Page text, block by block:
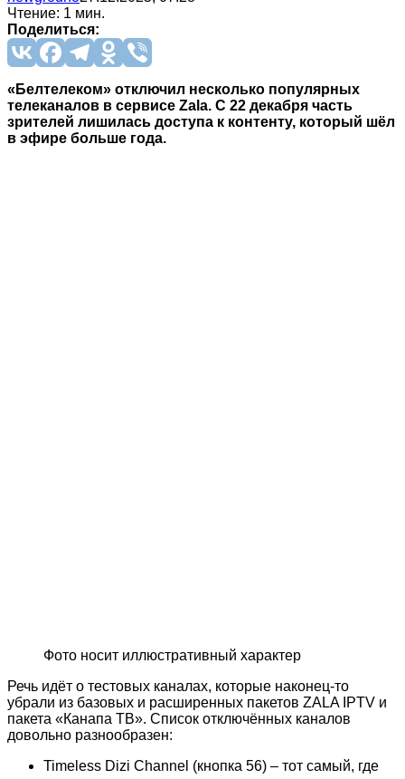
Чтение: 1 мин.
Поделиться:
«Белтелеком» отключил несколько популярных
телеканалов в сервисе Zala. С 22 декабря часть
зрителей лишилась доступа к контенту, который шёл
в эфире больше года.
Фото носит иллюстративный характер
Речь идёт о тестовых каналах, которые наконец-то
убрали из базовых и расширенных пакетов ZALA IPTV и
пакета «Канапа ТВ». Список отключённых каналов
довольно разнообразен:
Timeless Dizi Channel (кнопка 56) – тот самый, где